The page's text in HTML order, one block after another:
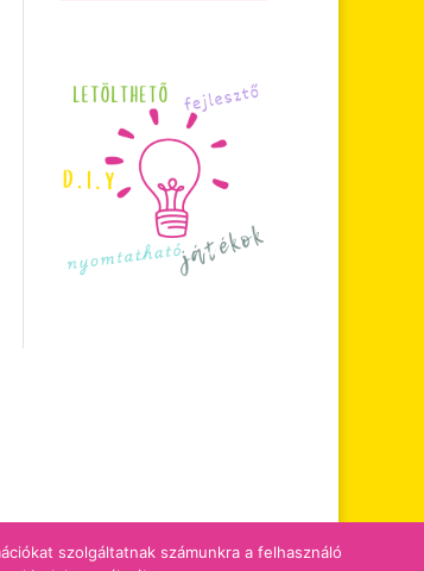
szolgáltatnak számunkra a felhasználó